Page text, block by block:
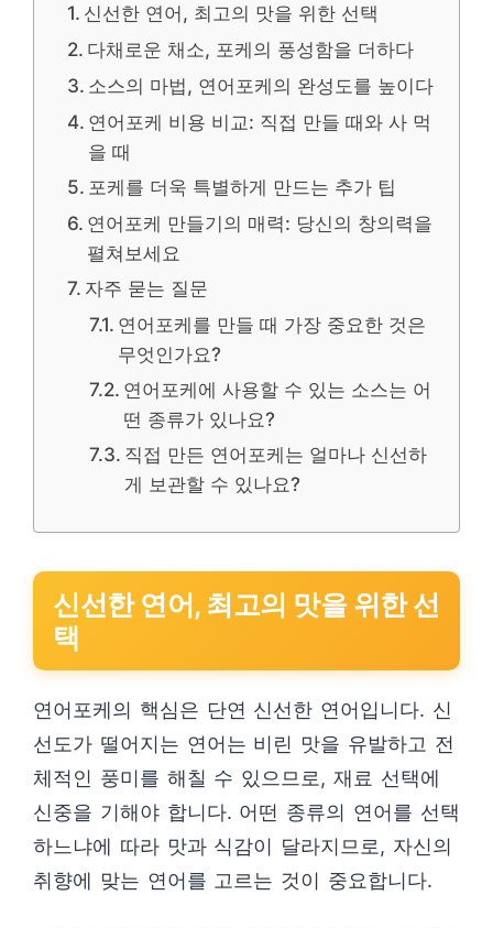
신선한 연어, 최고의 맛을 위한 선택
다채로운 채소, 포케의 풍성함을 더하다
소스의 마법, 연어포케의 완성도를 높이다
연어포케 비용 비교: 직접 만들 때와 사 먹
을 때
포케를 더욱 특별하게 만드는 추가 팁
연어포케 만들기의 매력: 당신의 창의력을
펼쳐보세요
자주 묻는 질문
연어포케를 만들 때 가장 중요한 것은
무엇인가요?
연어포케에 사용할 수 있는 소스는 어
떤 종류가 있나요?
직접 만든 연어포케는 얼마나 신선하
게 보관할 수 있나요?
신선한 연어, 최고의 맛을 위한 선
택
연어포케의 핵심은 단연 신선한 연어입니다. 신
선도가 떨어지는 연어는 비린 맛을 유발하고 전
체적인 풍미를 해칠 수 있으므로, 재료 선택에
신중을 기해야 합니다. 어떤 종류의 연어를 선택
하느냐에 따라 맛과 식감이 달라지므로, 자신의
취향에 맞는 연어를 고르는 것이 중요합니다.